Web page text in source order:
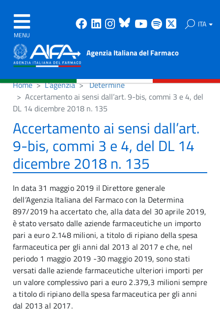
MENU
Facebook
Linkedin
Instagram
Bluesky
Youtube
Spotify ITA
Agenzia Italiana del Farmaco
Home L'agenzia
Determine
Accertamento ai sensi dall’art. 9-bis, commi 3 e 4, del
DL 14 dicembre 2018 n. 135
Accertamento ai sensi dall’art.
9-bis, commi 3 e 4, del DL 14
dicembre 2018 n. 135
In data 31 maggio 2019 il Direttore generale
dell’Agenzia Italiana del Farmaco con la Determina
897/2019 ha accertato che, alla data del 30 aprile 2019,
è stato versato dalle aziende farmaceutiche un importo
pari a euro 2.148 milioni, a titolo di ripiano della spesa
farmaceutica per gli anni dal 2013 al 2017 e che, nel
periodo 1 maggio 2019 -30 maggio 2019, sono stati
versati dalle aziende farmaceutiche ulteriori importi per
un valore complessivo pari a euro 2.379,3 milioni sempre
a titolo di ripiano della spesa farmaceutica per gli anni
dal 2013 al 2017.